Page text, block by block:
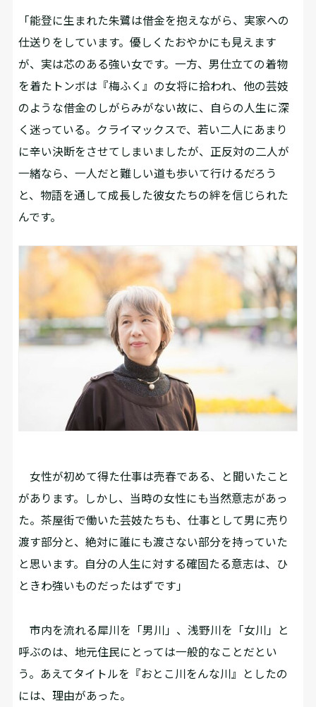
「能登に生まれた朱鷺は借金を抱えながら、実家への
仕送りをしています。優しくたおやかにも見えます
が、実は芯のある強い女です。一方、男仕立ての着物
を着たトンボは『梅ふく』の女将に拾われ、他の芸妓
のような借金のしがらみがない故に、自らの人生に深
く迷っている。クライマックスで、若い二人にあまり
に辛い決断をさせてしまいましたが、正反対の二人が
一緒なら、一人だと難しい道も歩いて行けるだろう
と、物語を通して成長した彼女たちの絆を信じられた
んです。
女性が初めて得た仕事は売春である、と聞いたこと
があります。しかし、当時の女性にも当然意志があっ
た。茶屋街で働いた芸妓たちも、仕事として男に売り
渡す部分と、絶対に誰にも渡さない部分を持っていた
と思います。自分の人生に対する確固たる意志は、ひ
ときわ強いものだったはずです」
市内を流れる犀川を「男川」、浅野川を「女川」と
呼ぶのは、地元住民にとっては一般的なことだとい
う。あえてタイトルを『おとこ川をんな川』としたの
には、理由があった。